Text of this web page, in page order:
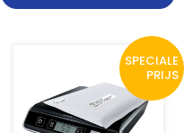
SPECIALE
PRIJS